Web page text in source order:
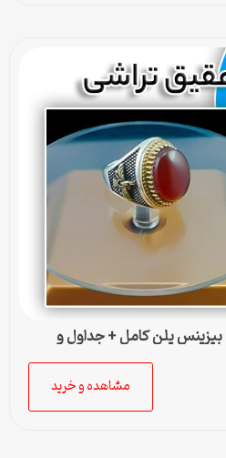
پلن کامل + جداول و
مشاهده و خرید